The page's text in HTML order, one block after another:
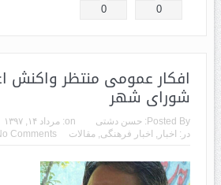
0
0
افکار عمومی منتظر واکنش
شورای شهر
Posted By: حسن دشتی on: مرداد ۱۴, ۱۳۹۷
در: اخبار , اخبار فرهنگی, مقالات Comments